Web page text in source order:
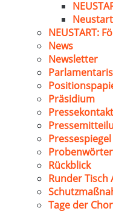
NEUSTART:
News
Newsletter
Präsidium
Pressekontakt
Pressespiegel
Rückblick
Runder
Tage der